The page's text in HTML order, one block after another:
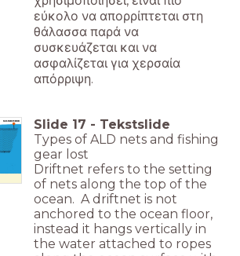
εύκολο να απορρίπτεται στη
θάλασσα παρά να
συσκευάζεται και να
ασφαλίζεται για χερσαία
απόρριψη.
Slide 17 - Tekstslide
Types of ALD nets and fishing
gear lost
Driftnet refers to the setting
of nets along the top of the
ocean. A driftnet is not
anchored to the ocean floor,
instead it hangs vertically in
the water attached to ropes